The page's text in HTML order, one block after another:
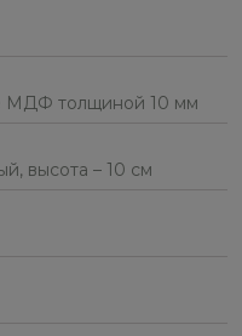
МДФ толщиной 10 мм
высота – 10 см